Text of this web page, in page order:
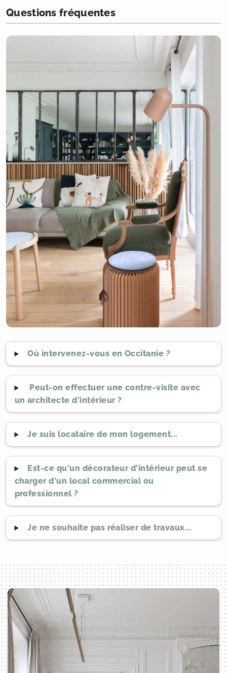
Questions fréquentes
Où intervenez-vous en Occitanie ?
Peut-on effectuer une contre-visite avec
un architecte d'intérieur ?
Je suis locataire de mon logement...
Est-ce qu'un décorateur d'intérieur peut se
charger d'un local commercial ou
professionnel ?
Je ne souhaite pas réaliser de travaux...